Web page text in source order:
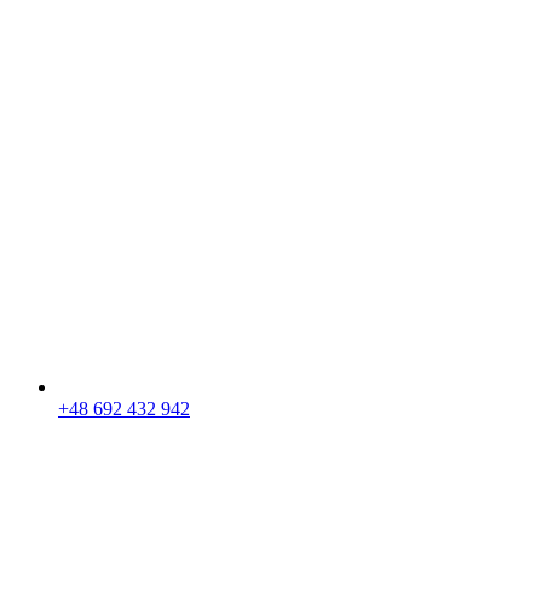
+48 692 432 942